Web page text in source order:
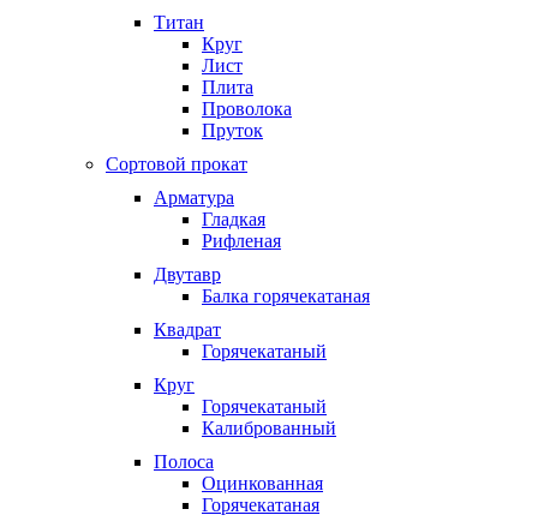
Титан
Круг
Лист
Плита
Проволока
Пруток
Сортовой прокат
Арматура
Гладкая
Рифленая
Двутавр
Балка горячекатаная
Квадрат
Горячекатаный
Круг
Горячекатаный
Калиброванный
Полоса
Оцинкованная
Горячекатаная